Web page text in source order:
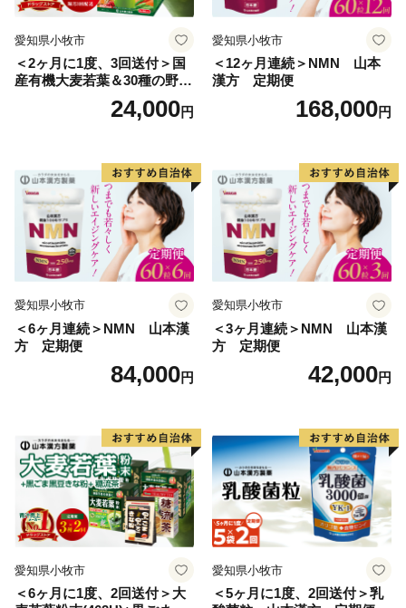
愛知県小牧市
＜2ヶ月に1度、3回送付＞国
産有機大麦若葉＆30種の野
菜 山本漢方 定期便
24,000円
愛知県小牧市
＜12ヶ月連続＞NMN 山本
漢方 定期便
168,000円
愛知県小牧市
＜6ヶ月連続＞NMN 山本漢
方 定期便
84,000円
愛知県小牧市
＜3ヶ月連続＞NMN 山本漢
方 定期便
42,000円
愛知県小牧市
＜6ヶ月に1度、2回送付＞大
愛知県小牧市
＜5ヶ月に1度、2回送付＞乳